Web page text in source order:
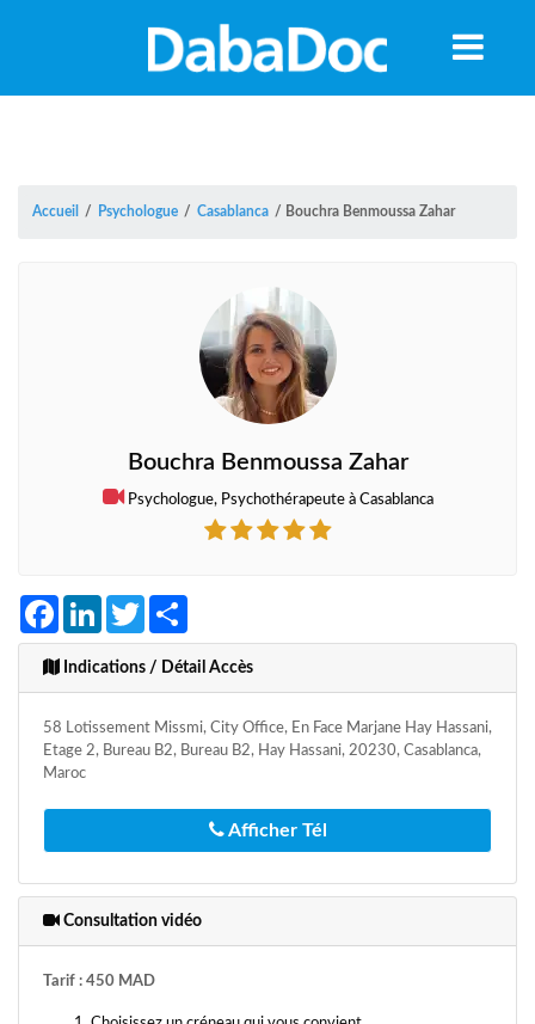
Accueil / Psychologue / Casablanca / Bouchra Benmoussa Zahar
Bouchra Benmoussa Zahar
Psychologue, Psychothérapeute à Casablanca
FacebookLinkedInTwitter
Indications / Détail Accès
58 Lotissement Missmi, City Office, En Face Marjane Hay Hassani,
Etage 2, Bureau B2, Bureau B2, Hay Hassani, 20230, Casablanca,
Maroc
Afficher Tél
Consultation vidéo
Tarif : 450 MAD